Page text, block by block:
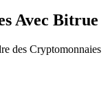
informations
Avec Bitrue
des Cryptomonnaies